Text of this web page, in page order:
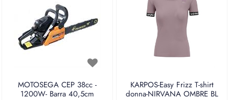
MOTOSEGA CEP 38cc -
1200W- Barra 40,5cm
KARPOS-Easy Frizz T-shirt
donna-NIRVANA OMBRE BL